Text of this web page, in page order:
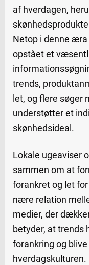
af hverdagen,
Netop i denne
opstået et
trends,
let, og flere søger
understøtter et
skønhedsideal.
Lokale ugeaviser
sammen om at
forankret og let
nære relation
medier, der
betyder, at trends
forankring og